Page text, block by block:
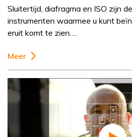
Sluitertijd, diafragma en ISO zijn
instrumenten waarmee u kunt
eruit komt te zien….
Meer